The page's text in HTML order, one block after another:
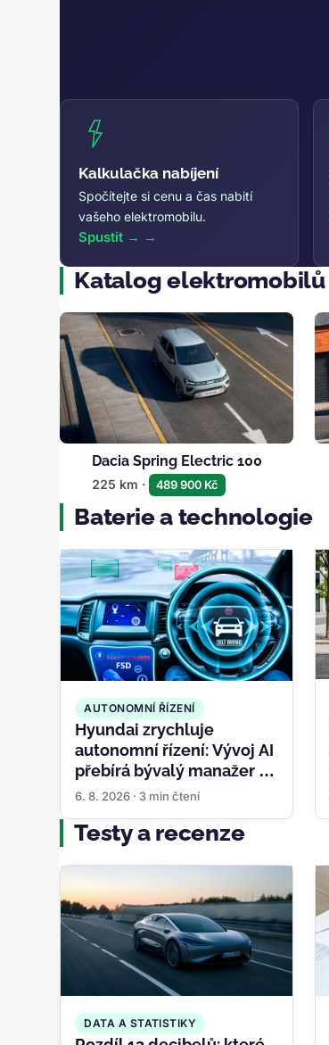
Kalkulačka nabíjení
Spočítejte si cenu a čas nabití
vašeho elektromobilu.
Spustit →
Katalog elektromobilů
Dacia Spring Electric 100
225 km · 489 900 Kč
Baterie a technologie
AUTONOMNÍ ŘÍZENÍ
Hyundai zrychluje
autonomní řízení: Vývoj AI
přebírá bývalý manažer z
Nvidie a Samsungu
6. 8. 2026 · 3 min čtení
Testy a recenze
DATA A STATISTIKY